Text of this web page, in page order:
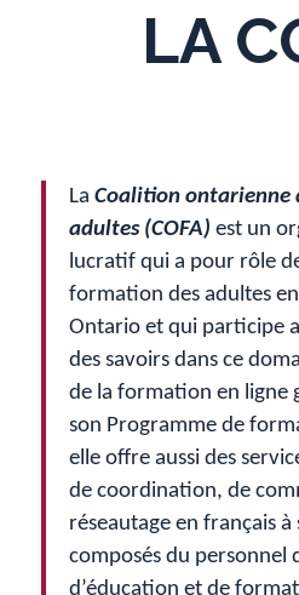
LA
La Coalition ontarienne
adultes (COFA) est un
lucratif qui a pour rôle
formation des adultes
Ontario et qui participe
des savoirs dans ce
de la formation en ligne
son Programme de
elle offre aussi des
de coordination, de
réseautage en français à
composés du personnel
d’éducation et de